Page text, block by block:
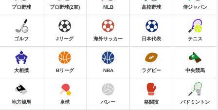
プロ野球 プロ野球(2軍) MLB 高校野球 侍ジャパン
ゴルフ Jリーグ 海外サッカー 日本代表 テニス
大相撲 Bリーグ NBA ラグビー 中央競馬
地方競馬 卓球 バレー 格闘技 バドミントン